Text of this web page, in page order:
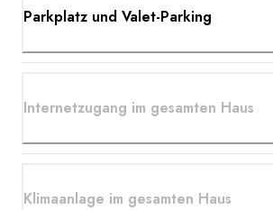
Parkplatz und Valet-Parking
Internetzugang im gesamten Haus
Klimaanlage im gesamten Haus